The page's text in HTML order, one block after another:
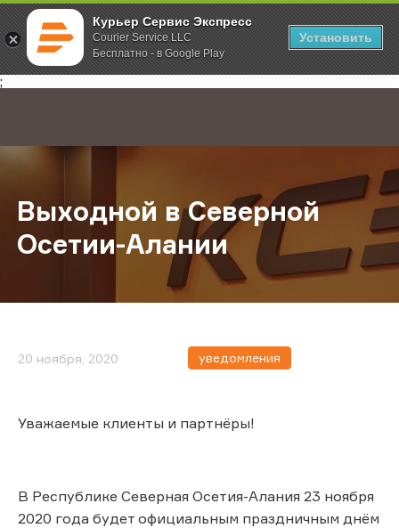
Курьер Сервис Экспресс
Courier Service LLC
Бесплатно - в Google Play
Установить
;
Главная О компании Новости Выходной в Северной Осетии-
Выходной в Северной
Осетии-Алании
20 ноября, 2020 уведомления
Уважаемые клиенты и партнёры!
В Республике Северная Осетия-Алания 23 ноября
2020 года будет официальным праздничным днём